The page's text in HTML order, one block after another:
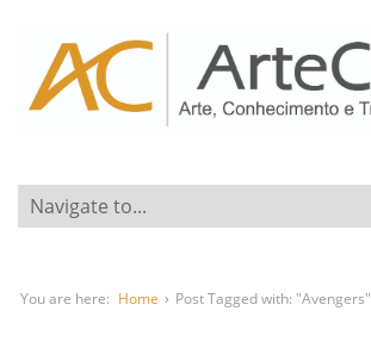
You are here: Home › Post Tagged with: "Avengers"